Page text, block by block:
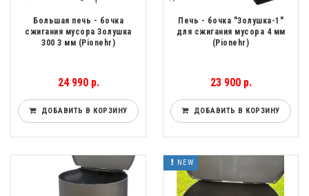
Большая печь - бочка
сжигания мусора Золушка
300 3 мм (Pionehr)
24 990 р.
ДОБАВИТЬ В КОРЗИНУ
Печь - бочка "Золушка-1"
для сжигания мусора 4 мм
(Pionehr)
23 900 р.
ДОБАВИТЬ В КОРЗИНУ
NEW